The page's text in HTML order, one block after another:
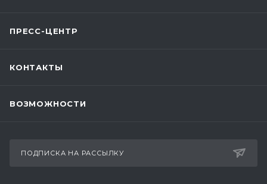
ПРЕСС-ЦЕНТР
КОНТАКТЫ
ВОЗМОЖНОСТИ
ПОДПИСКА НА РАССЫЛКУ